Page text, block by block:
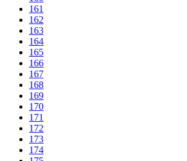
161
162
163
164
165
166
167
168
169
170
171
172
173
174